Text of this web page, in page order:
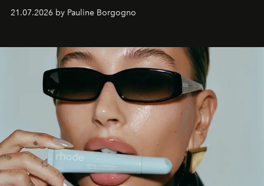
waarin zelfvertrouwen belangrijker is dan een overvloed
aan make-up.
21.07.2026 by Pauline Borgogno